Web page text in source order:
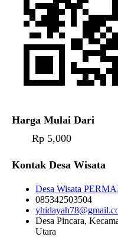
Harga Mulai Dari
Rp 5,000
Kontak Desa Wisata
Desa Wisata
085342503504
Desa Pincara,
Utara